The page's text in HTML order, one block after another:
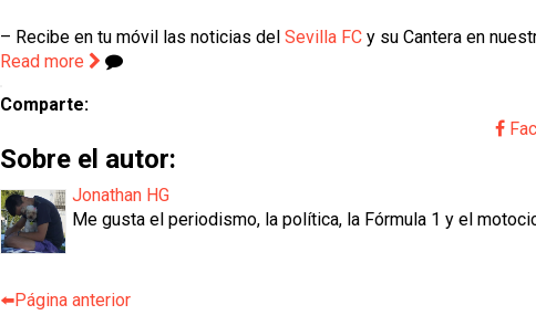
– Recibe en tu móvil las noticias del Sevilla FC y su Cantera en
Read more
Comparte:
Sobre el autor:
Jonathan HG
Me gusta el periodismo, la política, la Fórmula 1 y el
⬅️Página anterior